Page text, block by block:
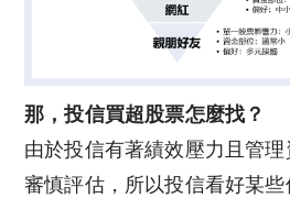
那，投信買超股票怎麼找？
由於投信有著績效壓力且管
審慎評估，所以投信看好某